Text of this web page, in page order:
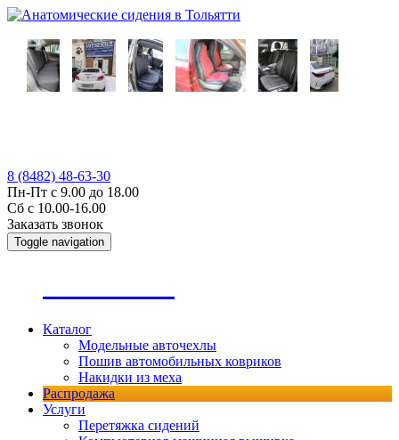
8 (8482) 48-63-30
Пн-Пт с 9.00 до 18.00
Сб с 10.00-16.00
Заказать звонок
Toggle navigation
Каталог
Модельные авточехлы
Пошив автомобильных ковриков
Накидки из меха
Распродажа
Услуги
Перетяжка сидений